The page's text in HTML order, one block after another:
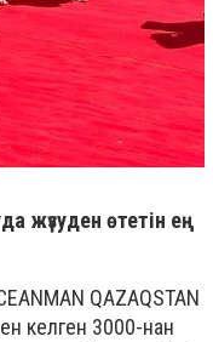
жүзуден өтетін ең
QAZAQSTAN
келген 3000-нан